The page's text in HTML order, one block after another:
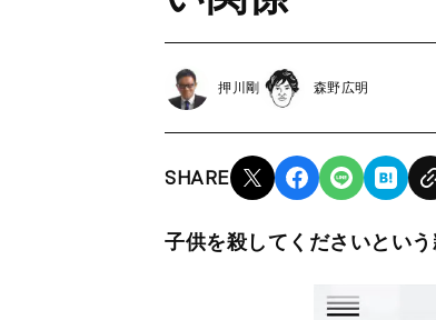
押川剛 森野広明
SHARE
子供を殺してくださいとい